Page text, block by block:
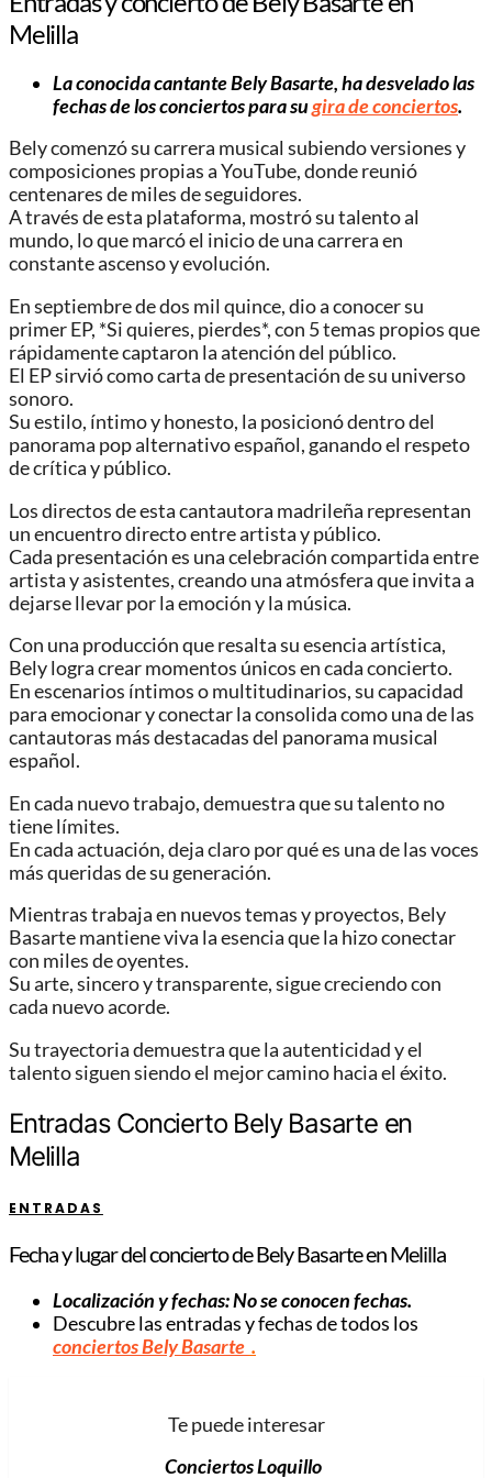
Melilla
La conocida cantante Bely Basarte, ha desvelado las
fechas de los conciertos para sugira de conciertos.
Bely comenzó su carrera musical subiendo versiones y
composiciones propias a YouTube, donde reunió
centenares de miles de seguidores.
A través de esta plataforma, mostró su talento al
mundo, lo que marcó el inicio de una carrera en
constante ascenso y evolución.
En septiembre de dos mil quince, dio a conocer su
primer EP, *Si quieres, pierdes*, con 5 temas propios que
rápidamente captaron la atención del público.
El EP sirvió como carta de presentación de su universo
sonoro.
Su estilo, íntimo y honesto, la posicionó dentro del
panorama pop alternativo español, ganando el respeto
de crítica y público.
Los directos de esta cantautora madrileña representan
un encuentro directo entre artista y público.
Cada presentación es una celebración compartida entre
artista y asistentes, creando una atmósfera que invita a
dejarse llevar por la emoción y la música.
Con una producción que resalta su esencia artística,
Bely logra crear momentos únicos en cada concierto.
En escenarios íntimos o multitudinarios, su capacidad
para emocionar y conectar la consolida como una de las
cantautoras más destacadas del panorama musical
español.
En cada nuevo trabajo, demuestra que su talento no
tiene límites.
En cada actuación, deja claro por qué es una de las voces
más queridas de su generación.
Mientras trabaja en nuevos temas y proyectos, Bely
Basarte mantiene viva la esencia que la hizo conectar
con miles de oyentes.
Su arte, sincero y transparente, sigue creciendo con
cada nuevo acorde.
Su trayectoria demuestra que la autenticidad y el
talento siguen siendo el mejor camino hacia el éxito.
Entradas Concierto Bely Basarte en
Melilla
ENTRADAS
Fecha y lugar del concierto de Bely Basarte en Melilla
Localización y fechas: No se conocen fechas.
Descubre las entradas y fechas de todos los
conciertos Bely Basarte .
Te puede interesar
Conciertos Loquillo